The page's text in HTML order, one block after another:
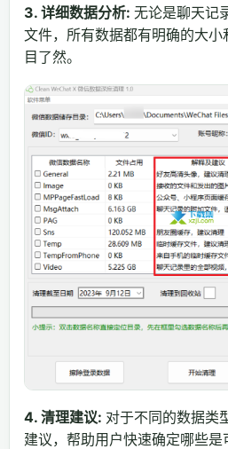
3. 详细数据分析: 无论是聊天记
文件，所有数据都有明确的大
目了然。
4. 清理建议: 对于不同的数据类
建议，帮助用户快速确定哪些是